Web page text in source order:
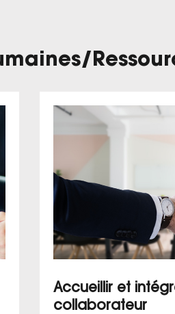
/
Accueillir et
collaborateur